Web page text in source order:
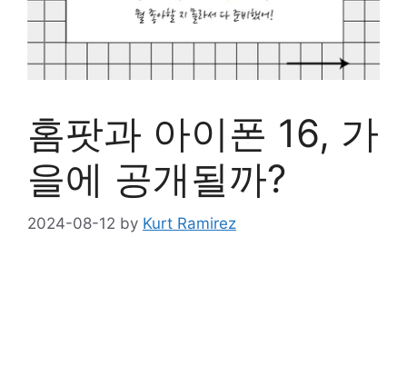
홈팟과 아이폰 16, 가
을에 공개될까?
2024-08-12 by Kurt Ramirez